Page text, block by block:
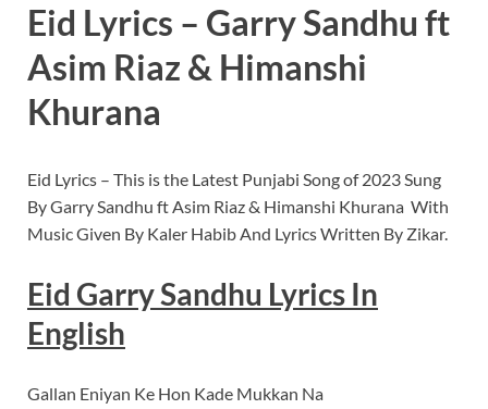
Eid Lyrics – Garry Sandhu ft
Asim Riaz & Himanshi
Khurana
Eid Lyrics – This is the Latest Punjabi Song of 2023 Sung
By Garry Sandhu ft Asim Riaz & Himanshi Khurana With
Music Given By Kaler Habib And Lyrics Written By Zikar.
Eid Garry Sandhu Lyrics In
English
Gallan Eniyan Ke Hon Kade Mukkan Na